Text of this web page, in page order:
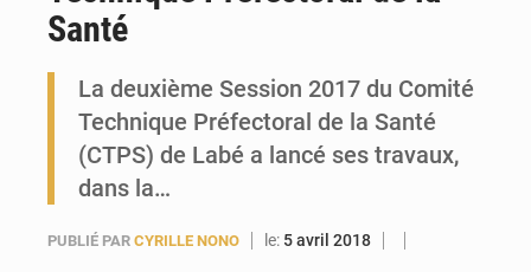
Santé
La deuxième Session 2017 du Comité
Technique Préfectoral de la Santé
(CTPS) de Labé a lancé ses travaux,
dans la…
PUBLIÉ PAR CYRILLE NONO le: 5 avril 2018